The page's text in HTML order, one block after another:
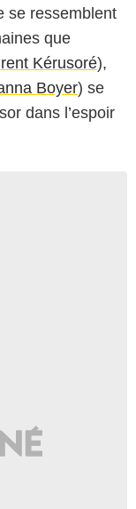
se ressemblent
que
Kérusoré),
Boyer) se
dans l’espoir